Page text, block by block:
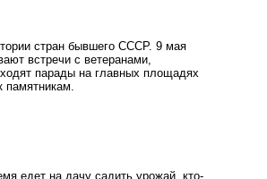
стран бывшего СССР. 9 мая
встречи с ветеранами,
парады на главных площадях
памятникам.
едет на дачу садить урожай, кто-